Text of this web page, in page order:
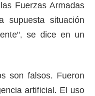
Fuerzas Armadas
supuesta situación
se dice en un
son falsos. Fueron
artificial. El uso